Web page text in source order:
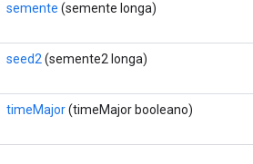
semente (semente longa)
seed2 (semente2 longa)
timeMajor(timeMajor booleano)